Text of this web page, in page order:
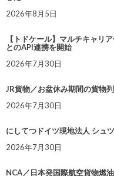
2026年8月5日
【トドケール】マルチキャリ
とのAPI連携を開始
2026年7月30日
JR貨物／お盆休み期間の貨物
2026年7月30日
にしてつドイツ現地法人 シュ
2026年7月30日
NCA／日本発国際航空貨物燃